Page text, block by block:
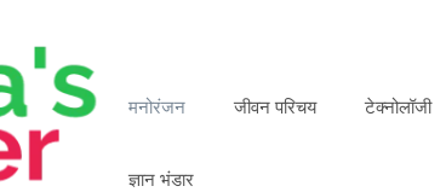
मनोरंजन जीवन परिचय टेक्नोलॉजी
ज्ञान भंडार